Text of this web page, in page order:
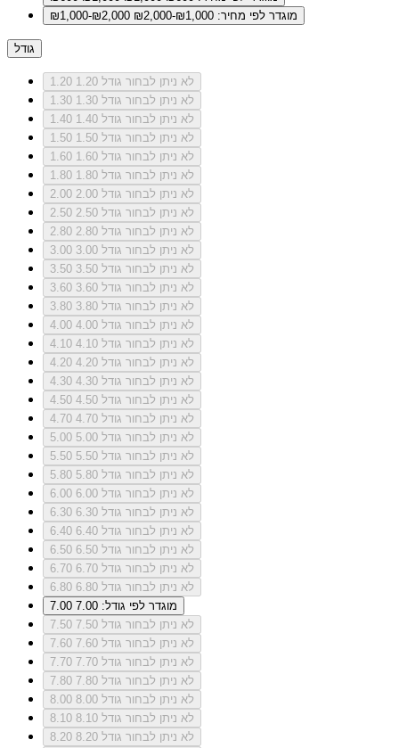
₪1,000-₪2,000
מוגדר לפי מחיר: ₪1,000-₪2,000
גודל
1.20
לא ניתן לבחור גודל 1.20
1.30
לא ניתן לבחור גודל 1.30
1.40
לא ניתן לבחור גודל 1.40
1.50
לא ניתן לבחור גודל 1.50
1.60
לא ניתן לבחור גודל 1.60
1.80
לא ניתן לבחור גודל 1.80
2.00
לא ניתן לבחור גודל 2.00
2.50
לא ניתן לבחור גודל 2.50
2.80
לא ניתן לבחור גודל 2.80
3.00
לא ניתן לבחור גודל 3.00
3.50
לא ניתן לבחור גודל 3.50
3.60
לא ניתן לבחור גודל 3.60
3.80
לא ניתן לבחור גודל 3.80
4.00
לא ניתן לבחור גודל 4.00
4.10
לא ניתן לבחור גודל 4.10
4.20
לא ניתן לבחור גודל 4.20
4.30
לא ניתן לבחור גודל 4.30
4.50
לא ניתן לבחור גודל 4.50
4.70
לא ניתן לבחור גודל 4.70
5.00
לא ניתן לבחור גודל 5.00
5.50
לא ניתן לבחור גודל 5.50
5.80
לא ניתן לבחור גודל 5.80
6.00
לא ניתן לבחור גודל 6.00
6.30
לא ניתן לבחור גודל 6.30
6.40
לא ניתן לבחור גודל 6.40
6.50
לא ניתן לבחור גודל 6.50
6.70
לא ניתן לבחור גודל 6.70
6.80
לא ניתן לבחור גודל 6.80
7.00
מוגדר לפי גודל: 7.00
7.50
לא ניתן לבחור גודל 7.50
7.60
לא ניתן לבחור גודל 7.60
7.70
לא ניתן לבחור גודל 7.70
7.80
לא ניתן לבחור גודל 7.80
8.00
לא ניתן לבחור גודל 8.00
8.10
לא ניתן לבחור גודל 8.10
8.20
לא ניתן לבחור גודל 8.20